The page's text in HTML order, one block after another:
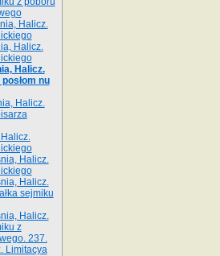
Halicz.
Halicz.
Halicz.
nu
Halicz.
Halicz.
Halicz.
sejmiku
Halicz.
z
237.
Limitacya